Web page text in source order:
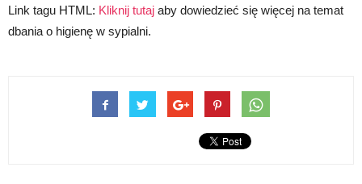
Link tagu HTML: Kliknij tutaj aby dowiedzieć się więcej na temat
dbania o higienę w sypialni.